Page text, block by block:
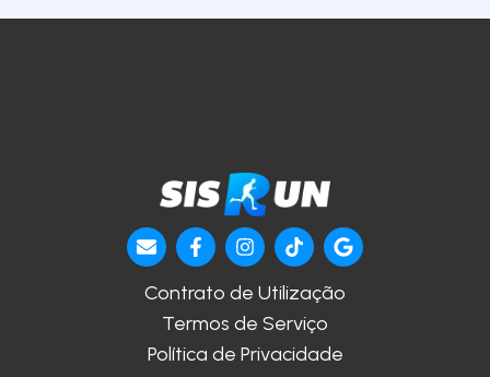
Contrato de Utilização
Termos de Serviço
Política de Privacidade